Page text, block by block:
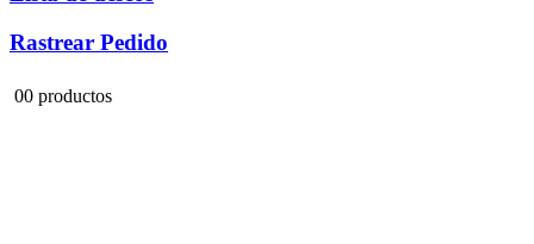
Rastrear Pedido
00 productos